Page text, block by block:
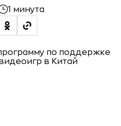
1 минута